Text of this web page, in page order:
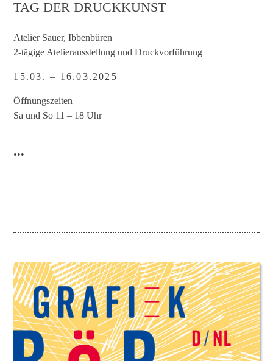
TAG DER DRUCKKUNST
Atelier Sauer, Ibbenbüren
2-tägige Atelierausstellung und Druckvorführung
15.03. – 16.03.2025
Öffnungszeiten
Sa und So 11 – 18 Uhr
•••